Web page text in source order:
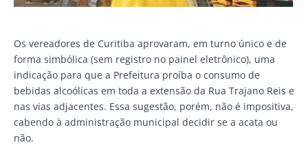
Os vereadores de Curitiba aprovaram, em turno único e de
forma simbólica (sem registro no painel eletrônico), uma
indicação para que a Prefeitura proíba o consumo de
bebidas alcoólicas em toda a extensão da Rua Trajano Reis e
nas vias adjacentes. Essa sugestão, porém, não é impositiva,
cabendo à administração municipal decidir se a acata ou
não.